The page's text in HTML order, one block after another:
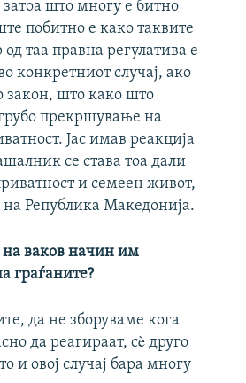
што многу е битно
побитно е како таквите
таа правна регулатива е
конкретниот случај, ако
закон, што како што
прекршување на
Јас имав реакција
се става тоа дали
и семеен живот,
Република Македонија.
на ваков начин им
граѓаните?
да не зборуваме кога
да реагираат, сè друго
и овој случај бара многу